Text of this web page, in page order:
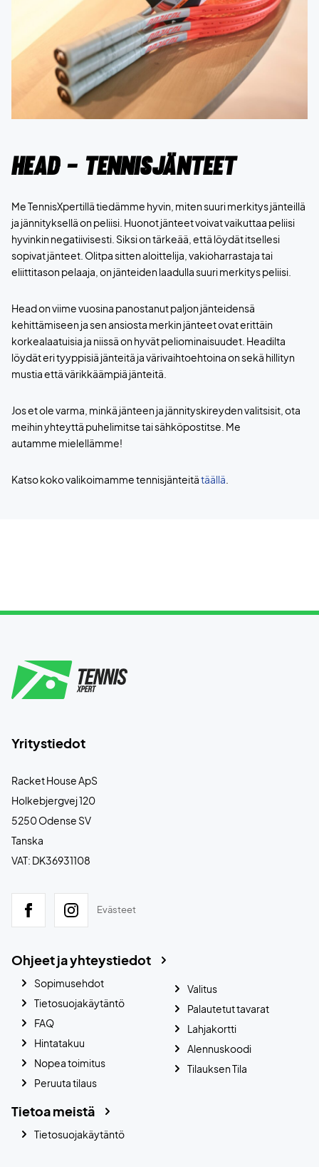
Head - Tennisjänteet
Me TennisXpertillä tiedämme hyvin, miten suuri merkitys jänteillä
ja jännityksellä on peliisi. Huonot jänteet voivat vaikuttaa peliisi
hyvinkin negatiivisesti. Siksi on tärkeää, että löydät itsellesi
sopivat jänteet. Olitpa sitten aloittelija, vakioharrastaja tai
eliittitason pelaaja, on jänteiden laadulla suuri merkitys peliisi.
Head on viime vuosina panostanut paljon jänteidensä
kehittämiseen ja sen ansiosta merkin jänteet ovat erittäin
korkealaatuisia ja niissä on hyvät peliominaisuudet. Headilta
löydät eri tyyppisiä jänteitä ja värivaihtoehtoina on sekä hillityn
mustia että värikkäämpiä jänteitä.
Jos et ole varma, minkä jänteen ja jännityskireyden valitsisit, ota
meihin yhteyttä puhelimitse tai sähköpostitse. Me
autamme mielellämme!
Katso koko valikoimamme tennisjänteitätäällä
Yritystiedot
Racket House ApS
Holkebjergvej 120
5250 Odense SV
Tanska
VAT: DK36931108
Evästeet
Ohjeet ja yhteystiedot
Sopimusehdot
Tietosuojakäytäntö
FAQ
Hintatakuu
Nopea toimitus
Peruuta tilaus
Valitus
Palautetut tavarat
Lahjakortti
Alennuskoodi
Tilauksen Tila
Tietoa meistä
Tietosuojakäytäntö